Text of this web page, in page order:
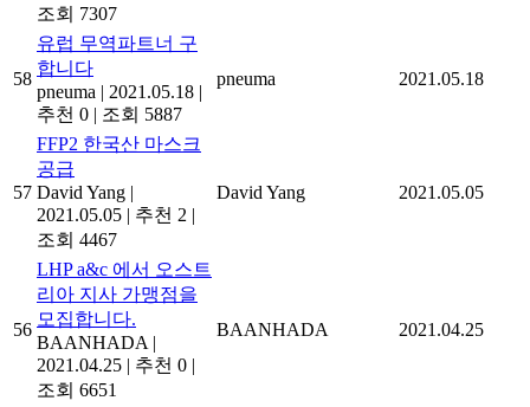
조회 7307
58
유럽 무역파트너 구
합니다
pneuma | 2021.05.18 |
추천 0 | 조회 5887
pneuma 2021.05.18
57
FFP2 한국산 마스크
공급
David Yang |
2021.05.05 | 추천 2 |
조회 4467
David Yang 2021.05.05
56
LHP a&c 에서 오스트
리아 지사 가맹점을
모집합니다.
BAANHADA |
2021.04.25 | 추천 0 |
조회 6651
BAANHADA 2021.04.25